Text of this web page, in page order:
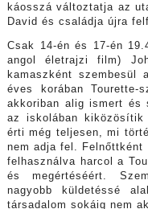
káosszá változtatja az
David és családja újra
Csak 14-én és 17-én
angol életrajzi film)
kamaszként
éves korában Tourette-
akkoriban alig ismert és
az iskolában
érti még teljesen, mi
nem adja fel.
felhasználva harcol a
és megértéséért.
nagyobb küldetéssé
társadalom sokáig nem